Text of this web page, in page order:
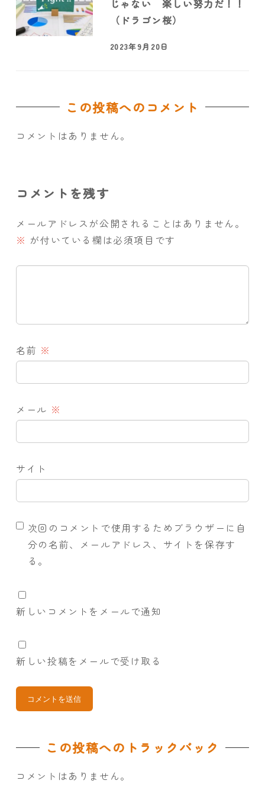
じゃない 楽しい努力だ！！
（ドラゴン桜）
2023年9月20日
この投稿へのコメント
コメントはありません。
コメントを残す
メールアドレスが公開されることはありません。
※ が付いている欄は必須項目です
名前 ※
メール ※
サイト
次回のコメントで使用するためブラウザーに自
分の名前、メールアドレス、サイトを保存す
る。
新しいコメントをメールで通知
新しい投稿をメールで受け取る
この投稿へのトラックバック
コメントはありません。